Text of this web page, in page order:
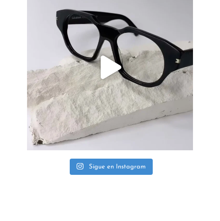
Sigue en Instagram